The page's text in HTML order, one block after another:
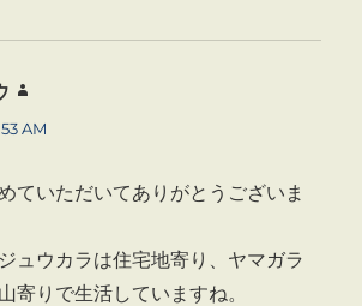
り:
AM
ていただいてありがとうございま
ュウカラは住宅地寄り、ヤマガラ
寄りで生活していますね。